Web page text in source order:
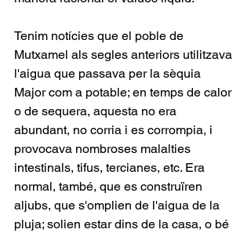
Tenim notícies que el poble de
Mutxamel als segles anteriors utilitzava
l'aigua que passava per la sèquia
Major com a potable; en temps de calor
o de sequera, aquesta no era
abundant, no corria i es corrompia, i
provocava nombroses malalties
intestinals, tifus, tercianes, etc. Era
normal, també, que es construïren
aljubs, que s'omplien de l'aigua de la
pluja; solien estar dins de la casa, o bé